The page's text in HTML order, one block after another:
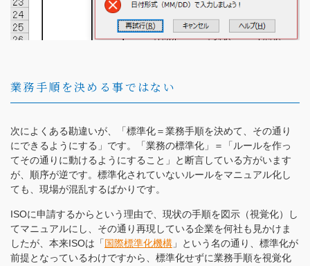
業務手順を決める事ではない
次によくある勘違いが、「標準化＝業務手順を決めて、その通り
にできるようにする」です。「業務の標準化」＝「ルールを作っ
てその通りに動けるようにすること」と断言している方がいます
が、順序が逆です。標準化されていないルールをマニュアル化し
ても、現場が混乱するばかりです。
ISOに申請するからという理由で、現状の手順を図示（視覚化）し
てマニュアルにし、その通り再現している企業を何社も見かけま
したが、本来ISOは「国際標準化機構 」という名の通り、標準化が
前提となっているわけですから、標準化せずに業務手順を視覚化